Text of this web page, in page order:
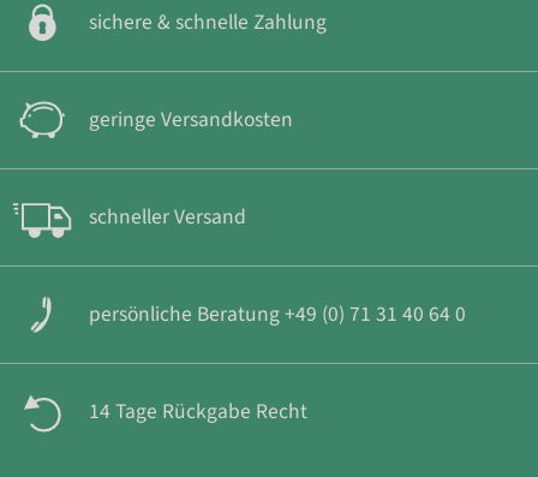
sichere & schnelle Zahlung
geringe Versandkosten
schneller Versand
persönliche Beratung +49 (0) 71 31 40 64 0
14 Tage Rückgabe Recht